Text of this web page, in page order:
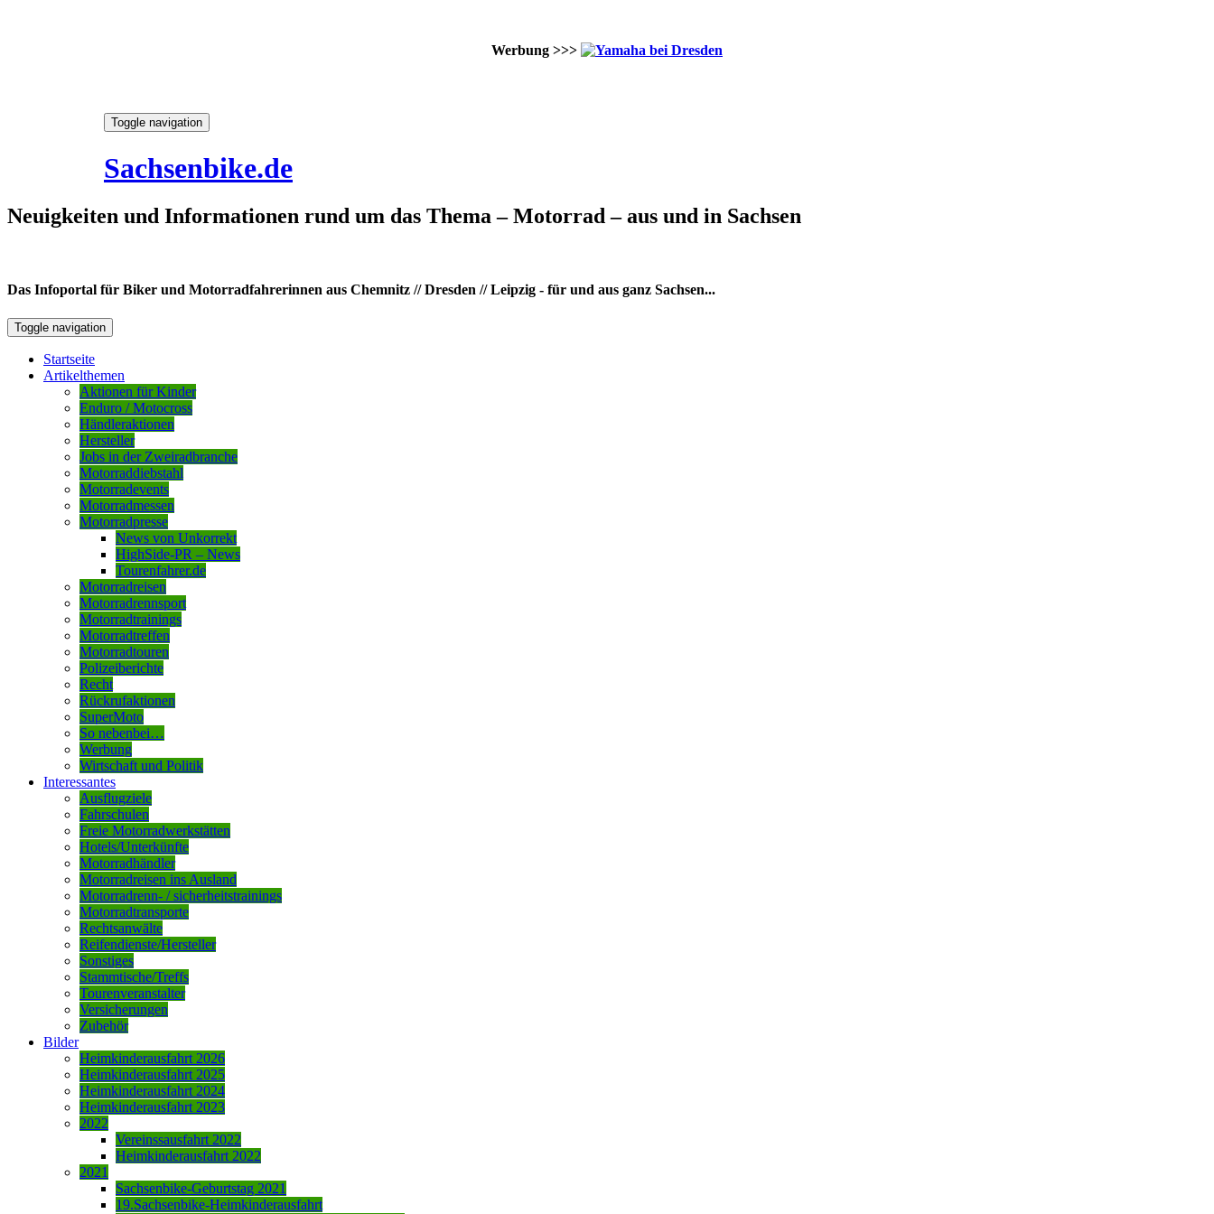
Werbung >>>
Toggle navigation
Sachsenbike.de
Neuigkeiten und Informationen rund um das Thema – Motorrad – aus und in Sachsen
Das Infoportal für Biker und Motorradfahrerinnen aus Chemnitz // Dresden // Leipzig - für und aus ganz Sachsen...
Toggle navigation
Startseite
Artikelthemen
Aktionen für Kinder
Enduro / Motocross
Händleraktionen
Hersteller
Jobs in der Zweiradbranche
Motorraddiebstahl
Motorradevents
Motorradmessen
Motorradpresse
News von Unkorrekt
HighSide-PR – News
Tourenfahrer.de
Motorradreisen
Motorradrennsport
Motorradtrainings
Motorradtreffen
Motorradtouren
Polizeiberichte
Recht
Rückrufaktionen
SuperMoto
So nebenbei…
Werbung
Wirtschaft und Politik
Interessantes
Ausflugziele
Fahrschulen
Freie Motorradwerkstätten
Hotels/Unterkünfte
Motorradhändler
Motorradreisen ins Ausland
Motorradrenn- / sicherheitstrainings
Motorradtransporte
Rechtsanwälte
Reifendienste/Hersteller
Sonstiges
Stammtische/Treffs
Tourenveranstalter
Versicherungen
Zubehör
Bilder
Heimkinderausfahrt 2026
Heimkinderausfahrt 2025
Heimkinderausfahrt 2024
Heimkinderausfahrt 2023
2022
Vereinssausfahrt 2022
Heimkinderausfahrt 2022
2021
Sachsenbike-Geburtstag 2021
19.Sachsenbike-Heimkinderausfahrt